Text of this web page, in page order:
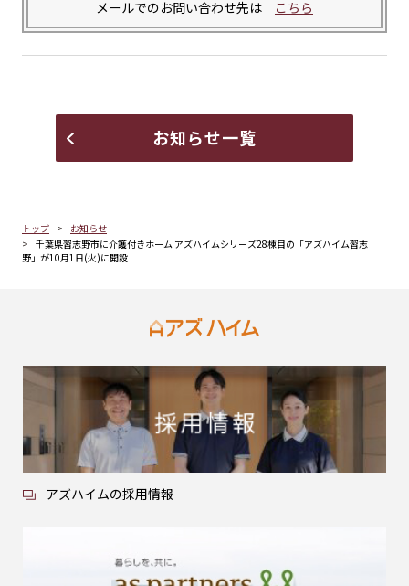
トップ
お知らせ
千葉県習志野市に介護付きホーム アズハイムシリーズ28棟目の「アズハイム習志
野」が10月1日(火)に開設
メールでのお問い合わせ先は こちら
お知らせ一覧
アズハイムの採用情報